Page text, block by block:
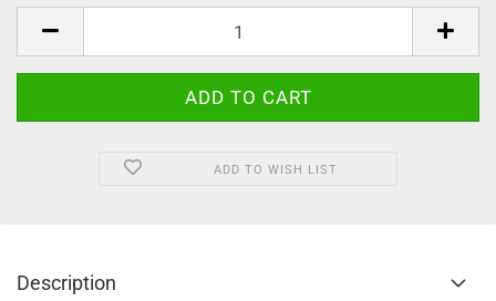
ADD TO WISH LIST
Description